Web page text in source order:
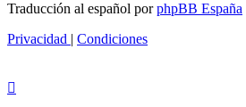
Traducción al español porphpBB España
Privacidad
Condiciones